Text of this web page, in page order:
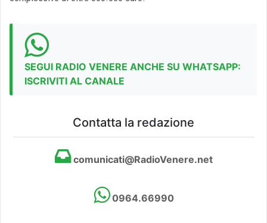
SEGUI RADIO VENERE ANCHE SU WHATSAPP:
ISCRIVITI AL CANALE
Contatta la redazione
comunicati@RadioVenere.net
0964.66990